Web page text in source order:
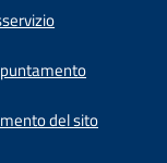
del sito